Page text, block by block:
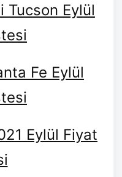
Tucson Eylül
Fe Eylül
Eylül Fiyat